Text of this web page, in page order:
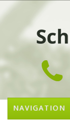
NAVIGATION